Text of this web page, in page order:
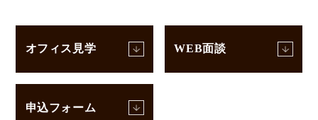
オフィス見学 WEB面談
申込フォーム